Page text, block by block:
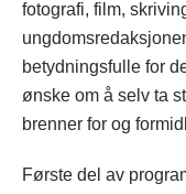
fotografi, film,
betydningsfulle for
ønske om å selv ta
brenner for og
Første del av